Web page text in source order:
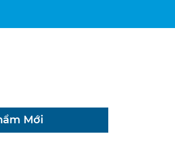
Mới